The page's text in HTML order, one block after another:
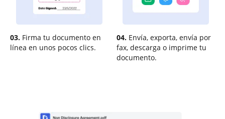
03. Firma tu documento en
línea en unos pocos clics.
04. Envía, exporta, envía por
fax, descarga o imprime tu
documento.